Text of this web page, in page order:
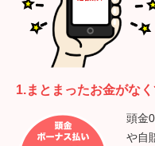
1.まとまったお金がなく
頭金
や自